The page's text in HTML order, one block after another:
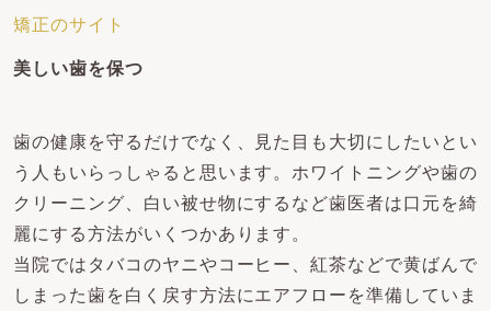
矯正のサイト
美しい歯を保つ
歯の健康を守るだけでなく、見た目も大切にしたいとい
う人もいらっしゃると思います。ホワイトニングや歯の
クリーニング、白い被せ物にするなど歯医者は口元を綺
麗にする方法がいくつかあります。
当院ではタバコのヤニやコーヒー、紅茶などで黄ばんで
しまった歯を白く戻す方法にエアフローを準備していま